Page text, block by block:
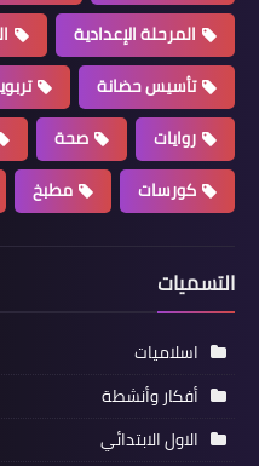
المرحلة الإعدادية
تأسيس حضانة
روايات
صحة
كورسات
مطبخ
التسميات
اسلاميات
أفكار وأنشطة
الاول الابتدائي